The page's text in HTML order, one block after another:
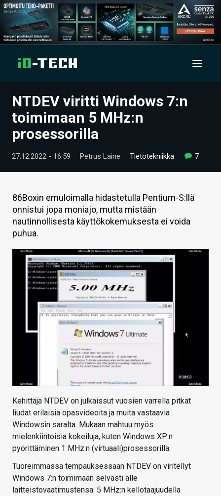
UUTISET
ARTIKKELIT
VIDEOT
TECHBBS
TIETOA
HINTA.FI
KAUPPA
VAIHDA TEEMA
HAKU
NTDEV viritti Windows 7:n
toimimaan 5 MHz:n
prosessorilla
27.12.2022 - 16:59 Petrus Laine Tietotekniikka 7
86Boxin emuloimalla hidastetulla Pentium-S:llä
onnistui jopa moniajo, mutta mistään
nautinnollisesta käyttökokemuksesta ei voida
puhua.
Kehittäjä NTDEV on julkaissut vuosien varrella pitkät
liudat erilaisia opasvideoita ja muita vastaavia
Windowsin saralta. Mukaan mahtuu myös
mielenkiintoisia kokeiluja, kuten Windows XP:n
pyörittäminen 1 MHz:n (virtuaali)prosessorilla.
Tuoreimmassa tempauksessaan NTDEV on viritellyt
Windows 7:n toimimaan selvästi alle
laitteistovaatimustensa: 5 MHz:n kellotaajuudella